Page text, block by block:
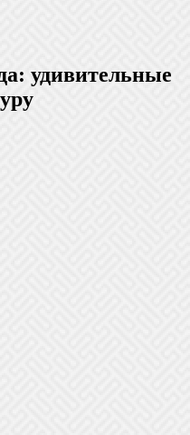
удивительные